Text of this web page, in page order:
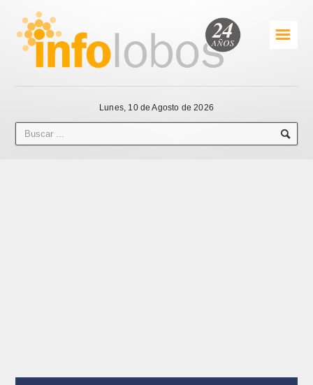
☰
Lunes, 10 de Agosto de 2026